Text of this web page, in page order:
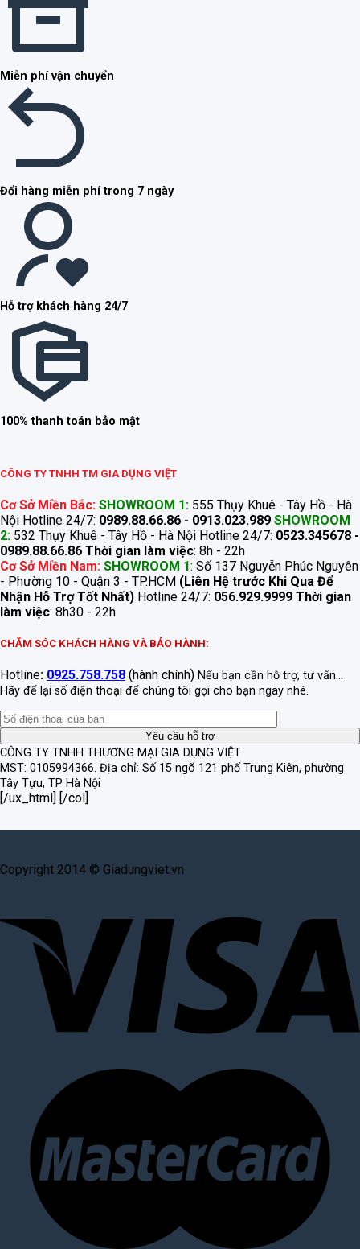
Miễn phí vận chuyển
Đổi hàng miễn phí trong 7 ngày
Hỗ trợ khách hàng 24/7
100% thanh toán bảo mật
CÔNG TY TNHH TM GIA DỤNG VIỆT
Cơ Sở Miền Bắc: SHOWROOM 1: 555 Thụy Khuê - Tây Hồ - Hà
Nội Hotline 24/7: 0989.88.66.86 - 0913.023.989 SHOWROOM
2: 532 Thụy Khuê - Tây Hồ - Hà Nội Hotline 24/7: 0523.345678 -
0989.88.66.86 Thời gian làm việc: 8h - 22h
Cơ Sở Miền Nam: SHOWROOM 1: Số 137 Nguyễn Phúc Nguyên
- Phường 10 - Quận 3 - TP.HCM (Liên Hệ trước Khi Qua Để
Nhận Hỗ Trợ Tốt Nhất) Hotline 24/7: 056.929.9999 Thời gian
làm việc: 8h30 - 22h
CHĂM SÓC KHÁCH HÀNG VÀ BẢO HÀNH:
Hotline: 0925.758.758 (hành chính) Nếu bạn cần hỗ trợ, tư vấn...
Hãy để lại số điện thoại để chúng tôi gọi cho bạn ngay nhé.
CÔNG TY TNHH THƯƠNG MẠI GIA DỤNG VIỆT
MST: 0105994366. Địa chỉ: Số 15 ngõ 121 phố Trung Kiên, phường
Tây Tựu, TP Hà Nội
[/ux_html] [/col]
Copyright 2014 © Giadungviet.vn